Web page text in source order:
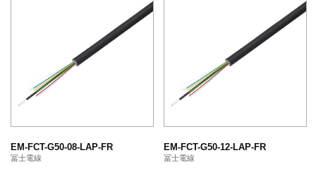
EM-FCT-G50-08-LAP-FR
冨士電線
EM-FCT-G50-12-LAP-FR
冨士電線